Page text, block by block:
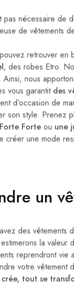
pas nécessaire de
de vêtements
retrouver en
, des robes Etro.
. Ainsi, nous
vous garantit des
d’occasion de
son style. Prenez
Forteou une
créer une mode
un
des vêtements
la valeur
reprendront vie
votre vêtement
crée, tout se